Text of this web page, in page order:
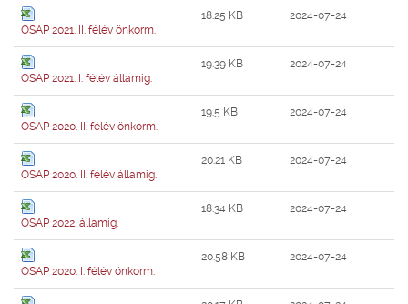
OSAP 2021. II. félév önkorm.
18.25 KB 2024-07-24
OSAP 2021. I. félév államig.
19.39 KB 2024-07-24
OSAP 2020. II. félév önkorm.
19.5 KB 2024-07-24
OSAP 2020. II. félév államig.
20.21 KB 2024-07-24
OSAP 2022. államig.
18.34 KB 2024-07-24
OSAP 2020. I. félév önkorm.
20.58 KB 2024-07-24